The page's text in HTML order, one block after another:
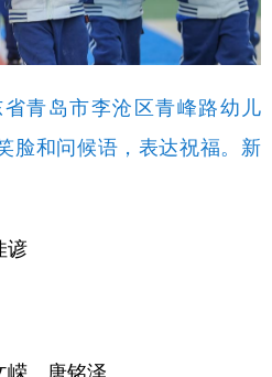
青岛市李沧区青峰路幼儿
脸和问候语，表达祝福。新
谚
、唐铭泽